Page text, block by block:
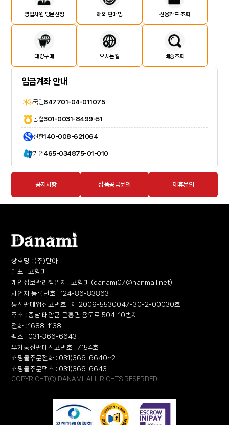
영업사원 방문신청 해외 판매망 신용카드 조회
대량구매 오시는길 배송조회
입금계좌 안내
국민647701-04-011075
농협301-0031-8499-51
신한140-008-621064
기업465-034875-01-010
공지사항 상품공급문의 제휴문의
상호명 : (주)단아
대표 : 고형미
개인정보관리책임자 : 고형미 (danami07@hanmail.net)
사업자 등록번호 : 124-86-83863
통신판매업신고번호 :제 2009-5530047-30-2-00030호
주소 : 충남 태안군 근흥면 용도로 504-10번지
전화 : 1688-1138
팩스 : 031-366-6643
부가통신판매신고번호 : 7154호
쇼핑몰주문전화 : 031)366-6640~2
쇼핑몰주문팩스 : 031)366-6643
COPYRIGHT(C) DANAMI. ALL RIGHTS RESERBED.